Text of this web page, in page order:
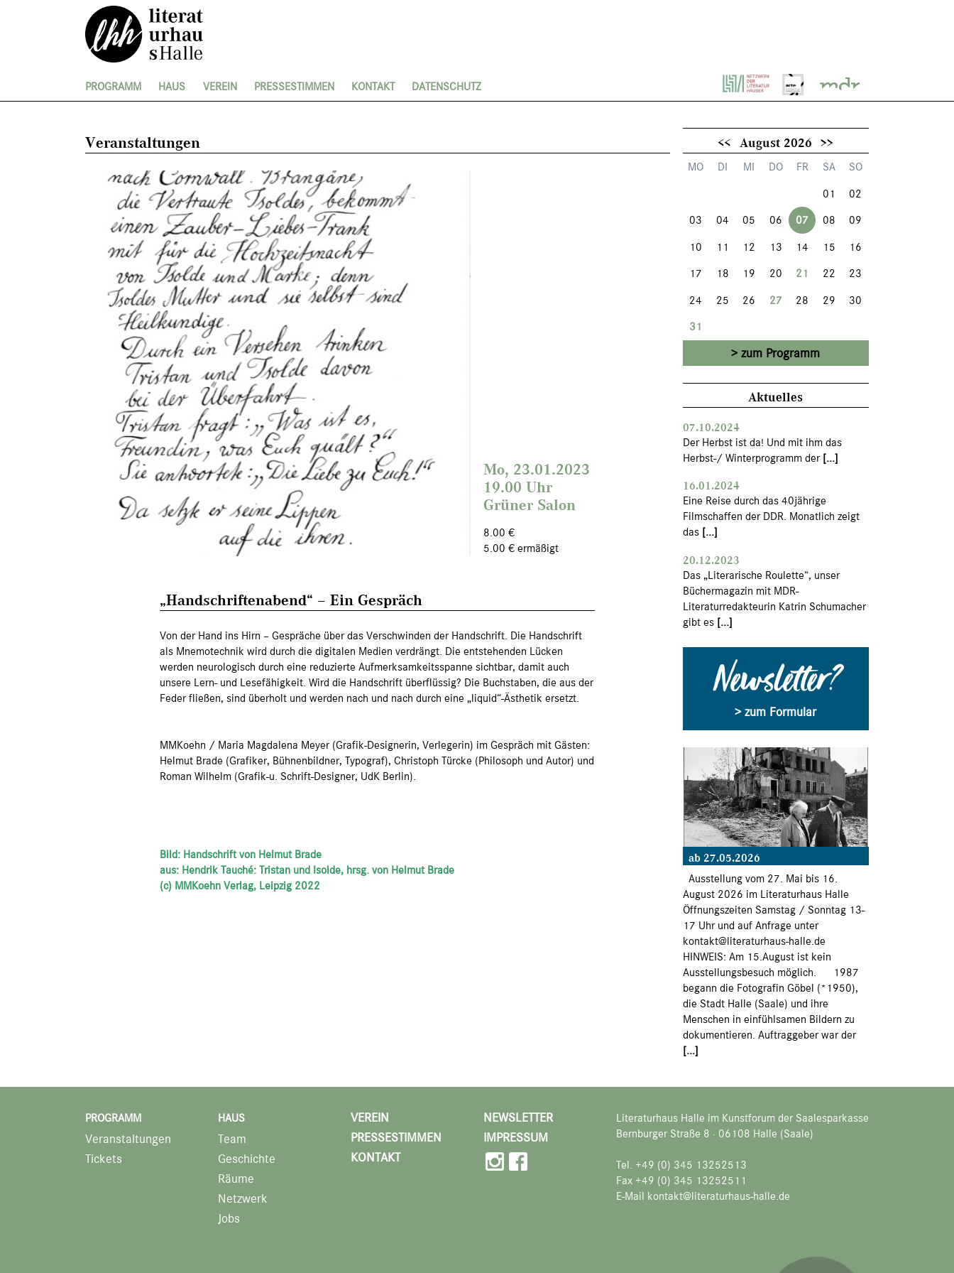
PROGRAMM HAUS VEREIN PRESSESTIMMEN KONTAKT DATENSCHUTZ
Veranstaltungen
Mo, 23.01.2023
19.00 Uhr
Grüner Salon
8.00 €
5.00 € ermäßigt
„Handschriftenabend“ – Ein Gespräch
Von der Hand ins Hirn – Gespräche über das Verschwinden der Handschrift. Die Handschrift
als Mnemotechnik wird durch die digitalen Medien verdrängt. Die entstehenden Lücken
werden neurologisch durch eine reduzierte Aufmerksamkeitsspanne sichtbar, damit auch
unsere Lern- und Lesefähigkeit. Wird die Handschrift überflüssig? Die Buchstaben, die aus der
Feder fließen, sind überholt und werden nach und nach durch eine „liquid“-Ästhetik ersetzt.
MMKoehn / Maria Magdalena Meyer (Grafik-Designerin, Verlegerin) im Gespräch mit Gästen:
Helmut Brade (Grafiker, Bühnenbildner, Typograf), Christoph Türcke (Philosoph und Autor) und
Roman Wilhelm (Grafik-u. Schrift-Designer, UdK Berlin).
Bild: Handschrift von Helmut Brade
aus: Hendrik Tauché: Tristan und Isolde, hrsg. von Helmut Brade
(c) MMKoehn Verlag, Leipzig 2022
<< August 2026 >>
MO DI MI DO FR SA
SO
01
02
03
04 05 06 07 08
09
10
11 12 13 14 15
16
17
18 19 20 21 22
23
24
25 26 27 28 29
30
31
zum Programm
Aktuelles
07.10.2024
Der Herbst ist da! Und mit ihm das
Herbst-/ Winterprogramm der [...]
16.01.2024
Eine Reise durch das 40jährige
Filmschaffen der DDR. Monatlich zeigt
das [...]
20.12.2023
Das „Literarische Roulette“, unser
Büchermagazin mit MDR-
Literaturredakteurin Katrin Schumacher
gibt es [...]
Newsletter?
> zum Formular
ab 27.05.2026
Ausstellung vom 27. Mai bis 16.
August 2026 im Literaturhaus Halle
Öffnungszeiten Samstag / Sonntag 13-
17 Uhr und auf Anfrage unter
kontakt@literaturhaus-halle.de
HINWEIS: Am 15.August ist kein
Ausstellungsbesuch möglich. 1987
begann die Fotografin Göbel (*1950),
die Stadt Halle (Saale) und ihre
Menschen in einfühlsamen Bildern zu
dokumentieren. Auftraggeber war der
[...]
PROGRAMM
Veranstaltungen
Tickets
HAUS
Team
Geschichte
Räume
Netzwerk
Jobs
VEREIN
PRESSESTIMMEN
KONTAKT
NEWSLETTER
IMPRESSUM
Literaturhaus Halle im Kunstforum der Saalesparkasse
Bernburger Straße 8 · 06108 Halle (Saale)
Tel. +49 (0) 345 13252513
Fax +49 (0) 345 13252511
E-Mail kontakt@literaturhaus-halle.de